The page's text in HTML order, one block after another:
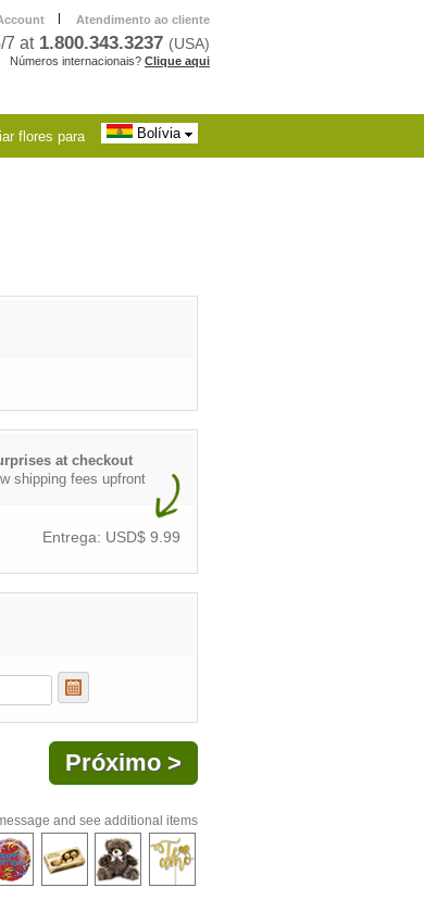
| Atendimento ao cliente
7 at 1.800.343.3237 (USA)
Números internacionais? Clique aqui
flores para Bolívia
at checkout
shipping fees upfront
Entrega: USD$ 9.99
and see additional items